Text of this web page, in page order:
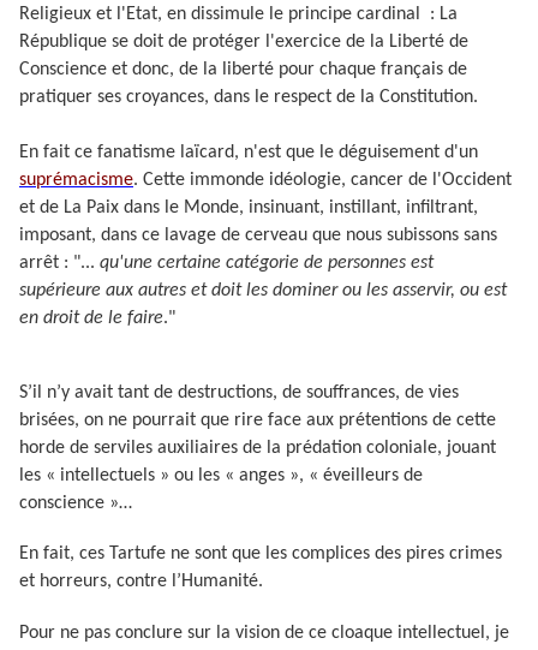
Religieux et l'Etat, en dissimule le principe cardinal : La
République se doit de protéger l'exercice de la Liberté de
Conscience et donc, de la liberté pour chaque français de
pratiquer ses croyances, dans le respect de la Constitution.
En fait ce fanatisme laïcard, n'est que le déguisement d'un
suprémacisme. Cette immonde idéologie, cancer de l'Occident
et de La Paix dans le Monde, insinuant, instillant, infiltrant,
imposant, dans ce lavage de cerveau que nous subissons sans
arrêt : "... qu'une certaine catégorie de personnes est
supérieure aux autres et doit les dominer ou les asservir, ou est
en droit de le faire."
S’il n’y avait tant de destructions, de souffrances, de vies
brisées, on ne pourrait que rire face aux prétentions de cette
horde de serviles auxiliaires de la prédation coloniale, jouant
les « intellectuels » ou les « anges », « éveilleurs de
conscience »…
En fait, ces Tartufe ne sont que les complices des pires crimes
et horreurs, contre l’Humanité.
Pour ne pas conclure sur la vision de ce cloaque intellectuel, je